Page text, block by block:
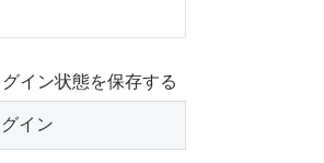
グイン状態を保存する